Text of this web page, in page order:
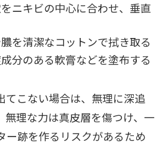
ニキビの中心に合わせ、垂直
を清潔なコットンで拭き取る
分のある軟膏などを塗布する
てこない場合は、無理に深追
無理な力は真皮層を傷つけ、一
ー跡を作るリスクがあるため